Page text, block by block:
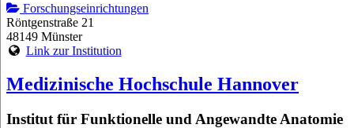
Forschungseinrichtungen
Röntgenstraße 21
48149 Münster
Link zur Institution
Medizinische Hochschule Hannover
Institut für Funktionelle und Angewandte Anatomie